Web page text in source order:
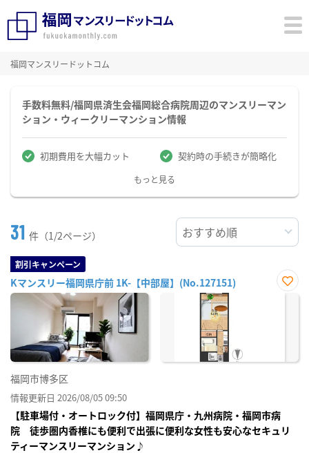
福岡マンスリードットコム
手数料無料/福岡県済生会福岡総合病院周辺のマンスリーマン
ション・ウィークリーマンション情報
初期費用を大幅カット 契約時の手続きが簡略化
もっと見る
31 件（1/2ページ）
割引キャンペーン
Kマンスリー福岡県庁前 1K-【中部屋】(No.127151)
お気
福岡市博多区
情報更新日 2026/08/05 09:50
【駐車場付・オートロック付】福岡県庁・九州病院・福岡市病
院 徒歩圏内香椎にも便利で出張に便利な女性も安心なセキュリ
ティーマンスリーマンション♪